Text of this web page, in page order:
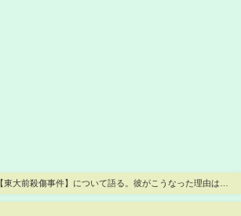
【東大前殺傷事件】について語る。彼がこうなった理由は■■
？大学入学共通テスト試験会場（東京大学）切り付け事